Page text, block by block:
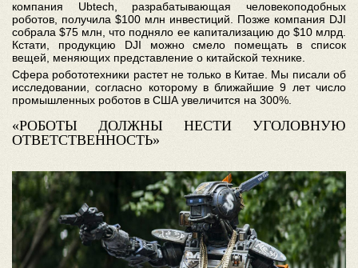
компания Ubtech, разрабатывающая человекоподобных
роботов, получила $100 млн инвестиций. Позже компания DJI
собрала $75 млн, что подняло ее капитализацию до $10 млрд.
Кстати, продукцию DJI можно смело помещать в список
вещей, меняющих представление о китайской технике.
Сфера робототехники растет не только в Китае. Мы писали об
исследовании, согласно которому в ближайшие 9 лет число
промышленных роботов в США увеличится на 300%.
«РОБОТЫ ДОЛЖНЫ НЕСТИ УГОЛОВНУЮ
ОТВЕТСТВЕННОСТЬ»